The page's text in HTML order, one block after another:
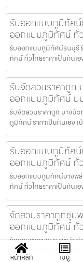
รับออกแบบภูมิทัศ
ออกแบบภูมิทัศน์ ทั่
รับออกแบบภูมิทัศน์ธนบุรี
ทัศน์ ทั่วไทยราคาเป็นกัน
รับจัดสวนราคาถูก
ออกแบบภูมิทัศน์ น
รับจัดสวนราคาถูก บางบั
ภูมิทัศน์ ราคาเป็นกันเอง
รับออกแบบภูมิทัศ
ออกแบบภูมิทัศน์ ทั่
รับออกแบบภูมิทัศน์บางพ
ทัศน์ ทั่วไทยราคาเป็นกัน
จัดสวนราคาถูกชุม
ออกแบบภูมิทัศน์ ทั่
จัดสวนราคาถูกชุมพร รับ
ทั่วไทยราคาเป็นกันเอง
หน้าหลัก เมนู